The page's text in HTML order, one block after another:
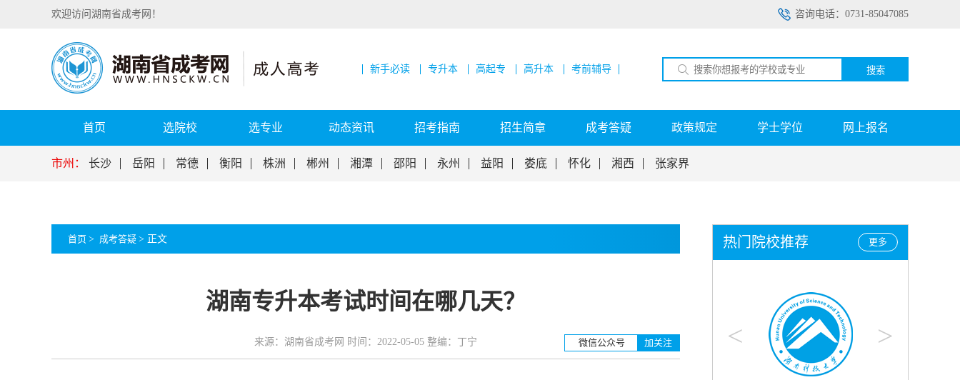
咨询电话：0731-85047085
欢迎访问湖南省成考网！
新手必读 专升本 高起专 高升本 考前辅导 搜索
首页 选院校 选专业 动态资讯 招考指南 招生简章 成考答疑 政策规定 学士学位 网上报名
市州： 长沙 岳阳 常德 衡阳 株洲 郴州 湘潭 邵阳 永州 益阳 娄底 怀化 湘西 张家界
首页 > 成考答疑 > 正文
湖南专升本考试时间在哪几天？
来源：湖南省成考网 时间：2022-05-05 整编：丁宁 微信公众号 加关注
更多
热门院校推荐
< >